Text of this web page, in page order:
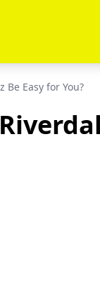
Be Easy for You?